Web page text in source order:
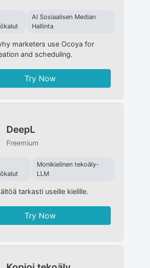
AI Sosiaalisen Median
Hallinta
marketers use Ocoya for
and scheduling.
Try Now
DeepL
Freemium
Monikielinen tekoäly-
LLM
tarkasti useille kielille.
Try Now